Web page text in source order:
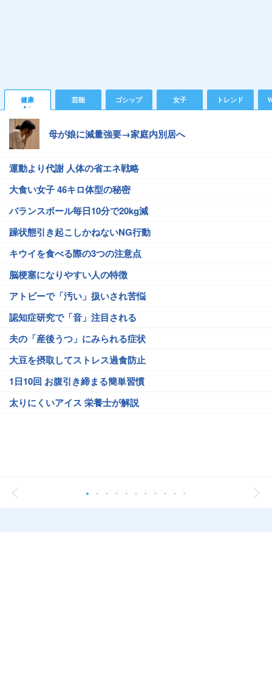
健康 芸能 ゴシップ 女子 トレンド
母が娘に減量強要→家庭内別居へ
運動より代謝 人体の省エネ戦略
大食い女子 46キロ体型の秘密
バランスボール毎日10分で20kg減
躁状態引き起こしかねないNG行動
キウイを食べる際の3つの注意点
脳梗塞になりやすい人の特徴
アトピーで「汚い」扱いされ苦悩
認知症研究で「音」注目される
夫の「産後うつ」にみられる症状
大豆を摂取してストレス過食防止
1日10回 お腹引き締まる簡単習慣
太りにくいアイス 栄養士が解説